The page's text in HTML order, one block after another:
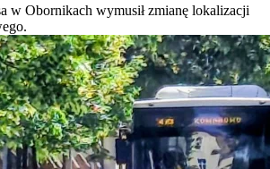
w Obornikach wymusił zmianę lokalizacji